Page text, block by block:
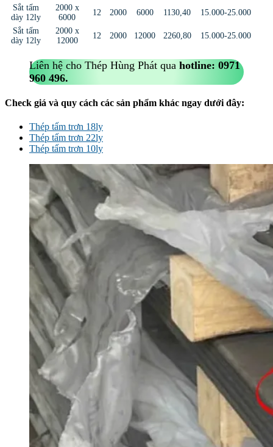
Sắt tấm
dày 12ly
2000 x
6000
12 2000 6000 1130,40
15.000-25.000
Sắt tấm
dày 12ly
2000 x
12000
12 2000 12000 2260,80 15.000-25.000
Liên hệ cho Thép Hùng Phát qua hotline: 0971
960 496.
Check giá và quy cách các sản phẩm khác ngay dưới đây:
Thép tấm trơn 18ly
Thép tấm trơn 22ly
Thép tấm trơn 10ly